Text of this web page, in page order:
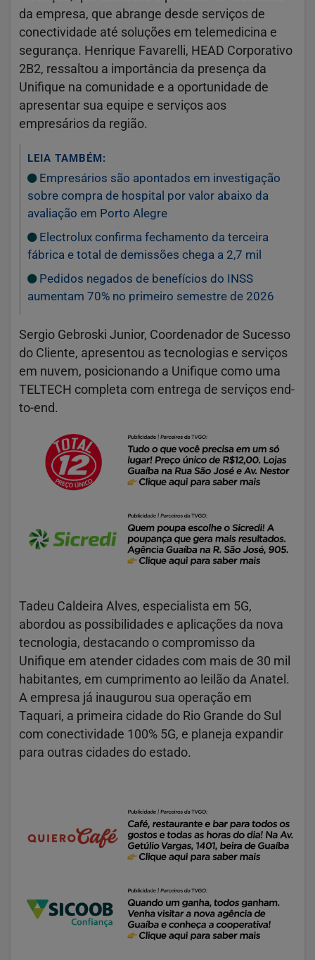
da empresa, que abrange desde serviços de
conectividade até soluções em telemedicina e
segurança. Henrique Favarelli, HEAD Corporativo
2B2, ressaltou a importância da presença da
Unifique na comunidade e a oportunidade de
apresentar sua equipe e serviços aos
empresários da região.
LEIA TAMBÉM:
Empresários são apontados em investigação
sobre compra de hospital por valor abaixo da
avaliação em Porto Alegre
Electrolux confirma fechamento da terceira
fábrica e total de demissões chega a 2,7 mil
Pedidos negados de benefícios do INSS
aumentam 70% no primeiro semestre de 2026
Sergio Gebroski Junior, Coordenador de Sucesso
do Cliente, apresentou as tecnologias e serviços
em nuvem, posicionando a Unifique como uma
TELTECH completa com entrega de serviços end-
to-end.
Tadeu Caldeira Alves, especialista em 5G,
abordou as possibilidades e aplicações da nova
tecnologia, destacando o compromisso da
Unifique em atender cidades com mais de 30 mil
habitantes, em cumprimento ao leilão da Anatel.
A empresa já inaugurou sua operação em
Taquari, a primeira cidade do Rio Grande do Sul
com conectividade 100% 5G, e planeja expandir
para outras cidades do estado.